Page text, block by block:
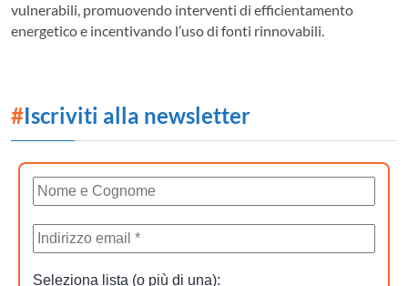
vulnerabili, promuovendo interventi di efficientamento
energetico e incentivando l’uso di fonti rinnovabili.
#Iscriviti alla newsletter